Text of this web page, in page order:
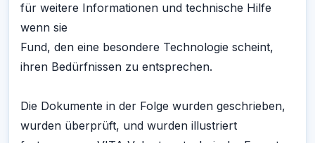
für weitere Informationen und technische Hilfe
wenn sie
Fund, den eine besondere Technologie scheint,
ihren Bedürfnissen zu entsprechen.
Die Dokumente in der Folge wurden geschrieben,
wurden überprüft, und wurden illustriert